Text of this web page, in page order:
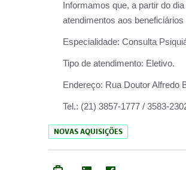
Informamos que, a partir do dia
atendimentos aos beneficiários
Especialidade: Consulta
Tipo de atendimento: Eletivo.
Endereço: Rua Doutor Alfredo
Tel.: (21) 3857-1777 / 3583-
NOVAS AQUISIÇÕES